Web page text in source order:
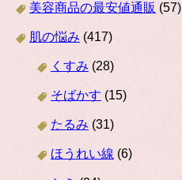
美容商品の最安値通販 (57)
肌の悩み (417)
くすみ (28)
そばかす (15)
たるみ (31)
ほうれい線 (6)